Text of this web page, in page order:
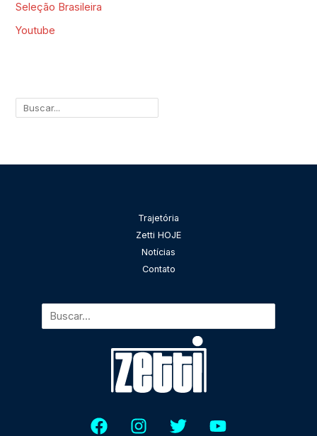
Seleção Brasileira
Youtube
Trajetória
Zetti HOJE
Notícias
Contato
Pesquisar